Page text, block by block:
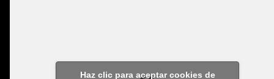
Haz clic para aceptar cookies de